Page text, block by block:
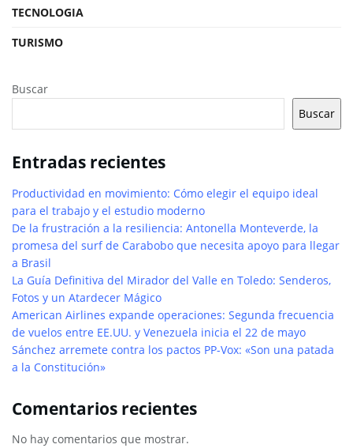
TECNOLOGIA
TURISMO
Buscar
Buscar
Entradas recientes
Productividad en movimiento: Cómo elegir el equipo ideal
para el trabajo y el estudio moderno
De la frustración a la resiliencia: Antonella Monteverde, la
promesa del surf de Carabobo que necesita apoyo para llegar
a Brasil
La Guía Definitiva del Mirador del Valle en Toledo: Senderos,
Fotos y un Atardecer Mágico
American Airlines expande operaciones: Segunda frecuencia
de vuelos entre EE.UU. y Venezuela inicia el 22 de mayo
Sánchez arremete contra los pactos PP-Vox: «Son una patada
a la Constitución»
Comentarios recientes
No hay comentarios que mostrar.